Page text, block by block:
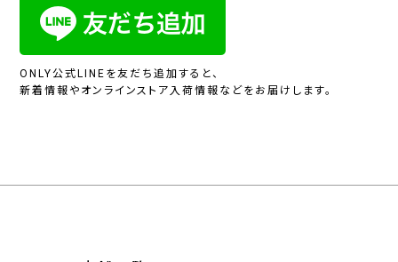
ONLY公式LINEを友だち追加すると、
新着情報やオンラインストア入荷情報などをお届けします。